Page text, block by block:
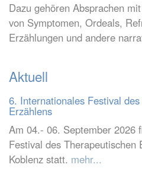
Dazu gehören Absprachen
von Symptomen, Ordeals,
Erzählungen und andere
Aktuell
6. Internationales Festival
Erzählens
Am 04.- 06. September 2026
Festival des Therapeutischen
Koblenz statt. mehr...